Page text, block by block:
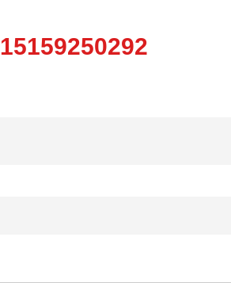
15159250292